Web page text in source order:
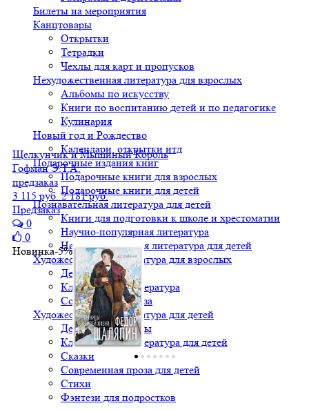
Билеты на мероприятия
Канцтовары
Открытки
Тетрадки
Чехлы для карт и пропусков
Нехудожественная литература для взрослых
Альбомы по искусству
Книги по воспитанию детей и по педагогике
Кулинария
Новый год и Рождество
Календари, открытки итд
Подарочные издания книг
Подарочные книги для взрослых
Подарочные книги для детей
Познавательная литература для детей
Книги для подготовки к школе и хрестоматии
Научно-популярная литература
Нехудожественная литература для детей
Художественная литература для взрослых
Детективы
Классическая литература
Современная проза
Художественная литература для детей
Детские детективы
Классическая литература для детей
Сказки
Современная проза для детей
Стихи
Фэнтези для подростков
Щелкунчик и Мышиный Король
Гофман Э.Т.А.
предзаказ
3 115 руб. 2 181 руб.
Предзаказ
0
0
Новинка-5%